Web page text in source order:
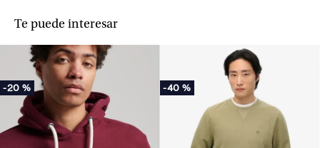
Te puede interesar
-20 % -40 %